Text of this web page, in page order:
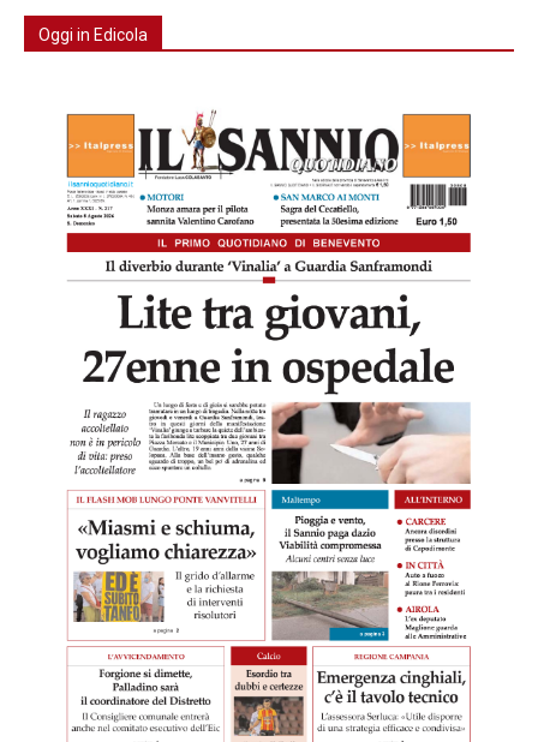
Oggi in Edicola